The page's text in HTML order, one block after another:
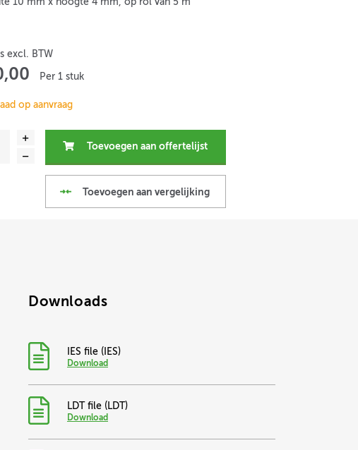
excl. BTW
Per 1 stuk
op aanvraag
Toevoegen aan offertelijst
Toevoegen aan vergelijking
Downloads
IES file ( IES)
Download
LDT file (LDT)
Download